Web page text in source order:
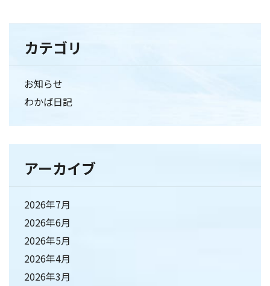
カテゴリ
お知らせ
わかば日記
アーカイブ
2026年7月
2026年6月
2026年5月
2026年4月
2026年3月